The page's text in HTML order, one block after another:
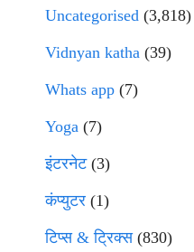
Uncategorised (3,818)
Vidnyan katha (39)
Whats app (7)
Yoga (7)
इंटरनेट(3)
कंप्युटर (1)
टिप्स & ट्रिक्स(830)